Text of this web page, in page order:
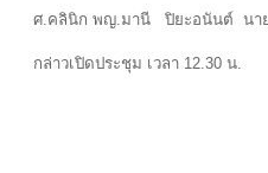
ศ.คลินิก พญ.มานี ปิยะอนันต์ นาย
กล่าวเปิดประชุม เวลา 12.30 น.